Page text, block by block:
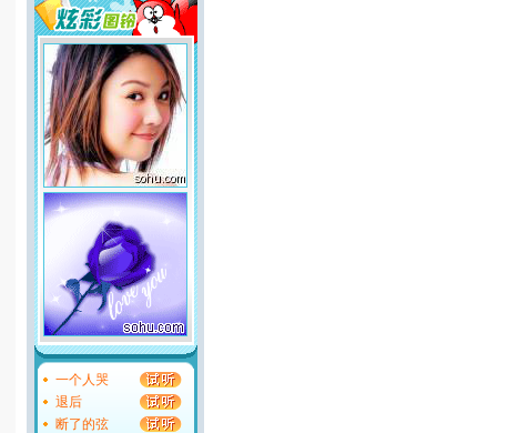
一个人哭
退后
断了的弦